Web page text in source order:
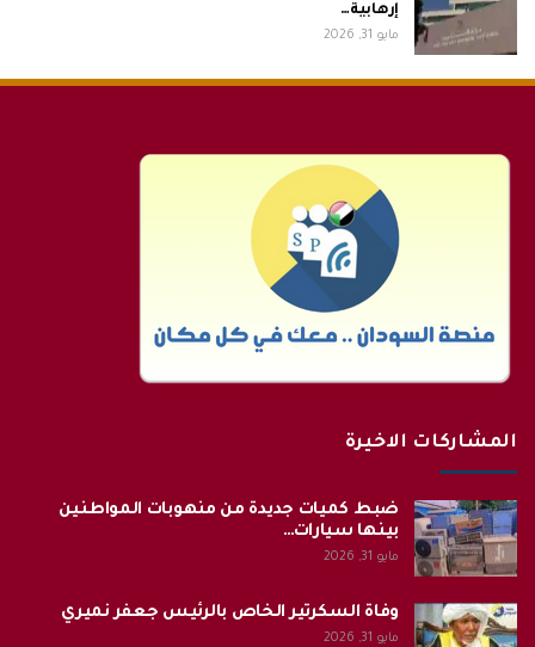
إرهابية…
مايو 31, 2026
المشاركات الاخيرة
ضبط كميات جديدة من منهوبات المواطنين
بينها سيارات…
مايو 31, 2026
وفاة السكرتير الخاص بالرئيس جعفر نميري
مايو 31, 2026